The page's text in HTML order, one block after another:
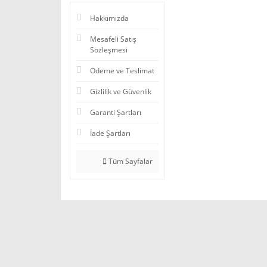
Hakkımızda
Mesafeli Satış
Sözleşmesi
Ödeme ve Teslimat
Gizlilik ve Güvenlik
Garanti Şartları
İade Şartları
Tüm Sayfalar